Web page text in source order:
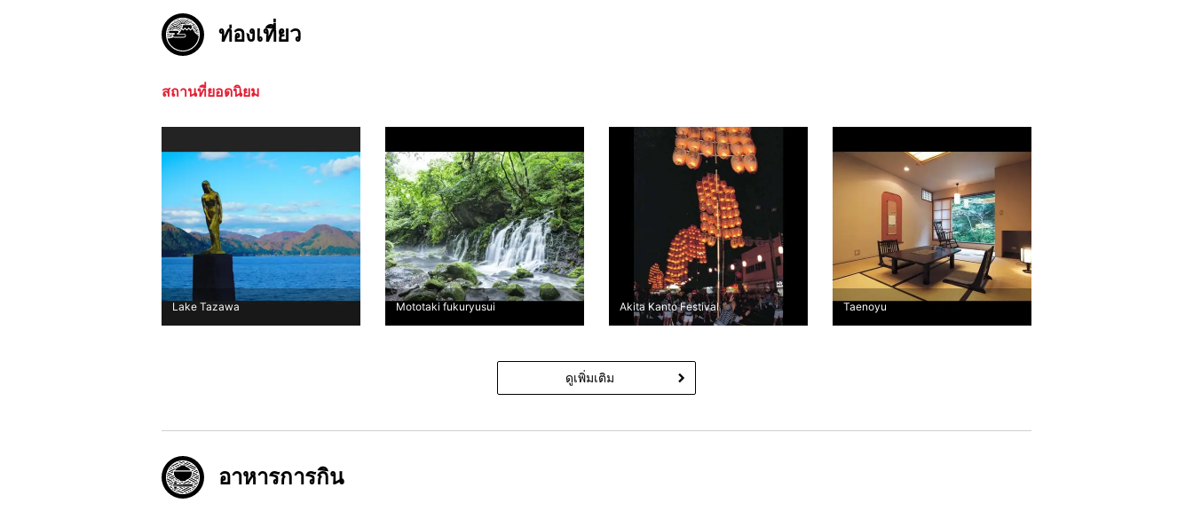
ท่องเที่ยว
สถานที่ยอดนิยม
Lake Tazawa Mototaki fukuryusui Akita Kanto Festival Taenoyu
ดูเพิ่มเติม
อาหารการกิน